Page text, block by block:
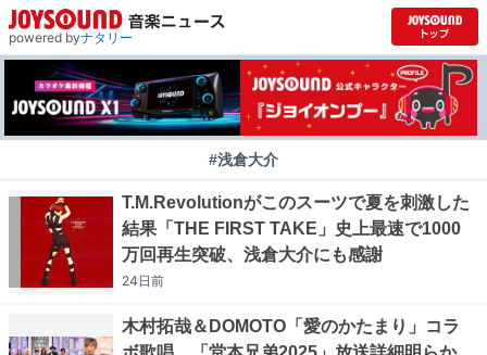
powered byナタリー
#浅倉大介
T.M.Revolutionがこのスーツで夏を刺激した
結果「THE FIRST TAKE」史上最速で1000
万回再生突破、浅倉大介にも感謝
24日前
木村拓哉＆DOMOTO「愛のかたまり」コラ